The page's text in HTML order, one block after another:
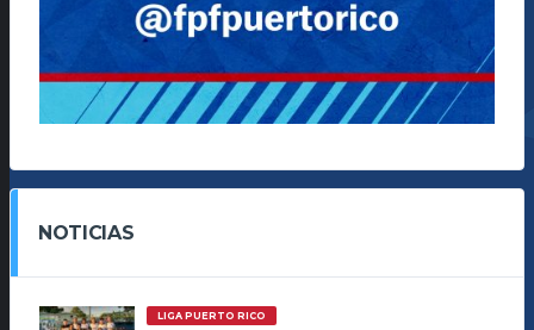
NOTICIAS
LIGA PUERTO RICO